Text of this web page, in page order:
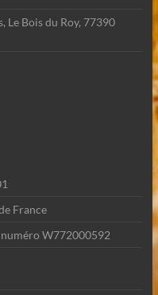
Le Bois du Roy, 77390
France
W772000592